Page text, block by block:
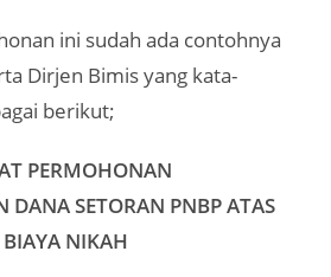
ini sudah ada contohnya
Dirjen Bimis yang kata-
berikut;
PERMOHONAN
DANA SETORAN PNBP ATAS
BIAYA NIKAH